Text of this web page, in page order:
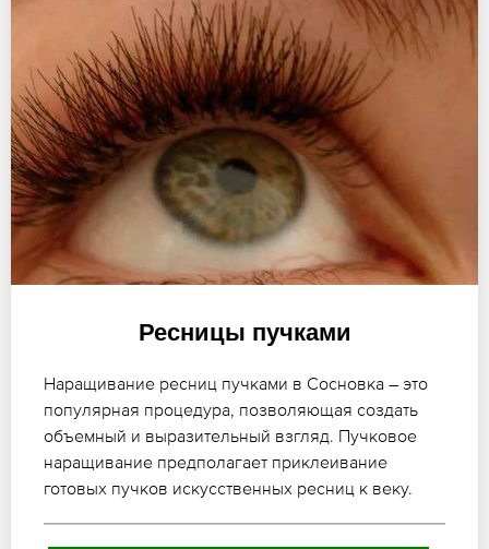
Ресницы пучками
Наращивание ресниц пучками в Сосновка – это
популярная процедура, позволяющая создать
объемный и выразительный взгляд. Пучковое
наращивание предполагает приклеивание
готовых пучков искусственных ресниц к веку.